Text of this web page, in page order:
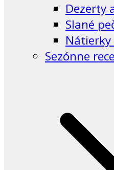
Dezerty
Slané
Nátierky
Sezónne